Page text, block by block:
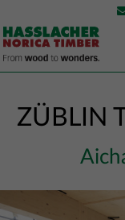
ZÜBLIN